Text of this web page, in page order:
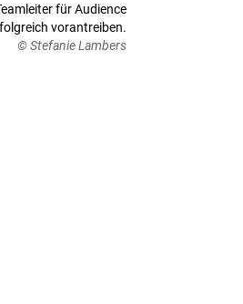
für Audience
vorantreiben.
© Stefanie Lambers